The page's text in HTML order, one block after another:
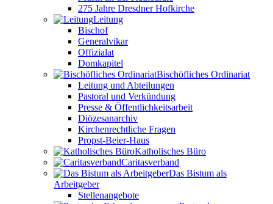
275 Jahre Dresdner Hofkirche
Leitung
Bischof
Generalvikar
Offizialat
Domkapitel
Bischöfliches Ordinariat
Leitung und Abteilungen
Pastoral und Verkündung
Presse & Öffentlichkeitsarbeit
Diözesanarchiv
Kirchenrechtliche Fragen
Propst-Beier-Haus
Katholisches Büro
Caritasverband
Das Bistum als
Arbeitgeber
Stellenangebote